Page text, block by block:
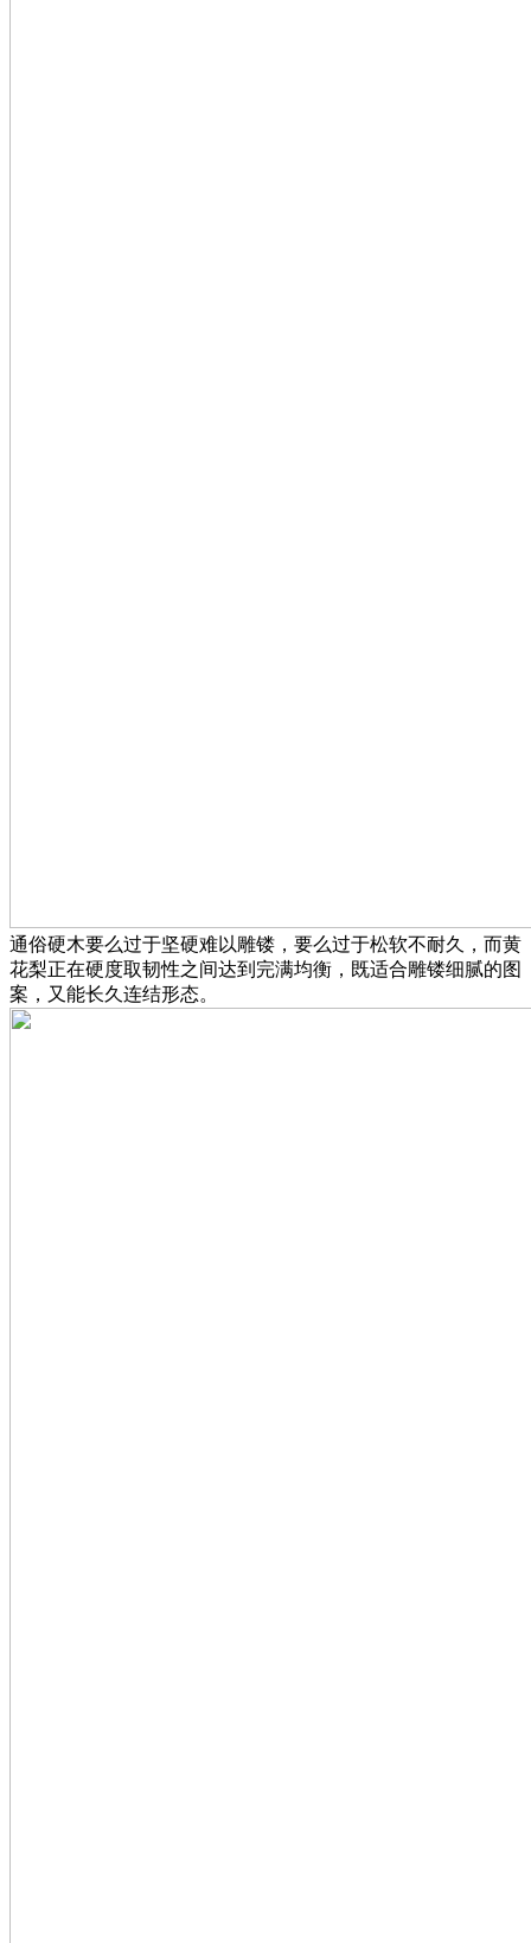
通俗硬木要么过于坚硬难以雕镂，要么过于松软不耐久，而黄
花梨正在硬度取韧性之间达到完满均衡，既适合雕镂细腻的图
案，又能长久连结形态。